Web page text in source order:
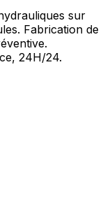
sur
Fabrication de
24H/24.